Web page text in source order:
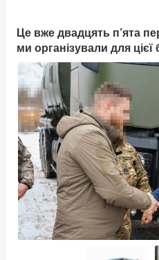
Це вже двадцять п’ята
ми організували для цієї